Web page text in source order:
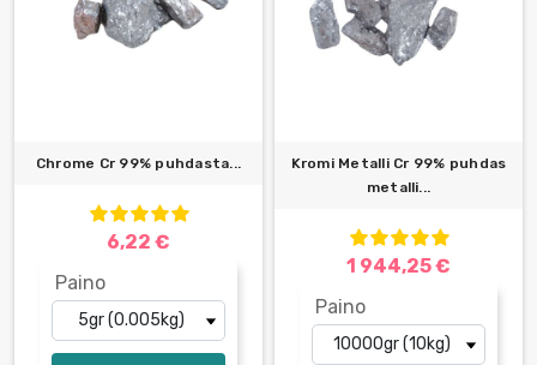
Chrome Cr 99% puhdasta...
6,22 €
Paino
Kromi Metalli Cr 99% puhdas
metalli...
1 944,25 €
Paino